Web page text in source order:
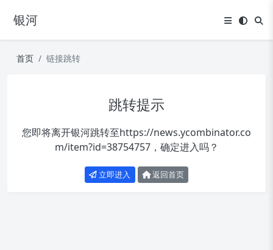
银河
首页 链接跳转
跳转提示
您即将离开银河跳转至https://news.ycombinator.co
m/item?id=38754757，确定进入吗？
立即进入 返回首页